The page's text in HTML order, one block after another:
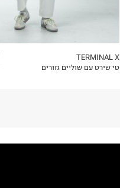
TERMINAL X
טי שירט עם שוליים גזורים